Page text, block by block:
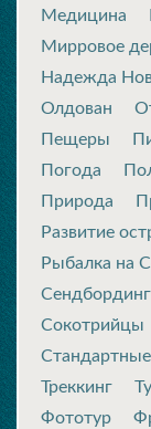
Медицина
Мирровое
Надежда
Олдован
Пещеры
Погода
Природа
Развитие
Рыбалка на
Сендбординг
Сокотрийцы
Треккинг
Фототур